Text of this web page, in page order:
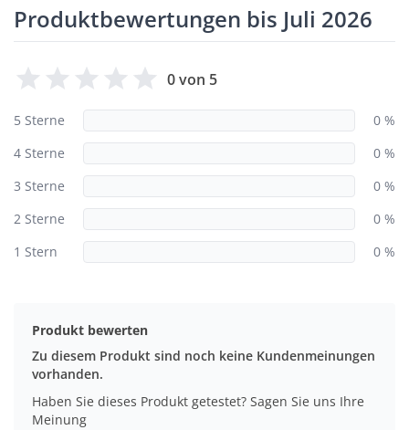
Produktbewertungen bis Juli 2026
0 von 5
5 Sterne
0 %
4 Sterne
0 %
3 Sterne
0 %
2 Sterne
0 %
1 Stern
0 %
Produkt bewerten
Zu diesem Produkt sind noch keine Kundenmeinungen
vorhanden.
Haben Sie dieses Produkt getestet? Sagen Sie uns Ihre
Meinung